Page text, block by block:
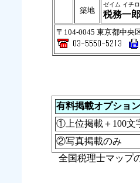
築地
ゼイム イチ
税務一郎
〒104-0045 東京都中央
有料掲載オプショ
①上位掲載＋100文
②写真掲載のみ
全国税理士マップ